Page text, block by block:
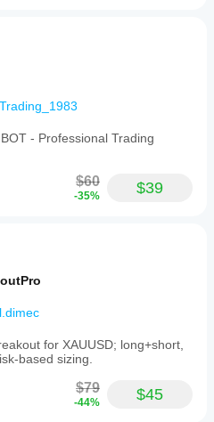
- Professional Trading
$60
-35% $39
for XAUUSD; long+short,
based sizing.
$79
-44% $45